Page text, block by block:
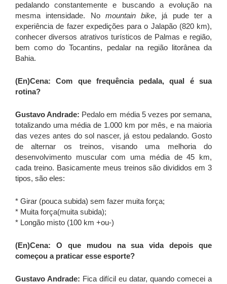
pedalando constantemente e buscando a evolução na
mesma intensidade. No mountain bike, já pude ter a
experiência de fazer expedições para o Jalapão (820 km),
conhecer diversos atrativos turísticos de Palmas e região,
bem como do Tocantins, pedalar na região litorânea da
Bahia.
(En)Cena: Com que frequência pedala, qual é sua
rotina?
Gustavo Andrade: Pedalo em média 5 vezes por semana,
totalizando uma média de 1.000 km por mês, e na maioria
das vezes antes do sol nascer, já estou pedalando. Gosto
de alternar os treinos, visando uma melhoria do
desenvolvimento muscular com uma média de 45 km,
cada treino. Basicamente meus treinos são divididos em 3
tipos, são eles:
* Girar (pouca subida) sem fazer muita força;
* Muita força(muita subida);
* Longão misto (100 km +ou-)
(En)Cena: O que mudou na sua vida depois que
começou a praticar esse esporte?
Gustavo Andrade: Fica difícil eu datar, quando comecei a